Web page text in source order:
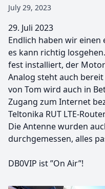
July 29, 2023
29. Juli 2023
Endlich haben wir
es kann richtig
fest installiert, der
Analog steht auch
von Tom wird auch in
Zugang zum Internet
Teltonika RUT LTE-
Die Antenne wurden
durchgemessen, alles
DB0VIP ist ”On Air”!